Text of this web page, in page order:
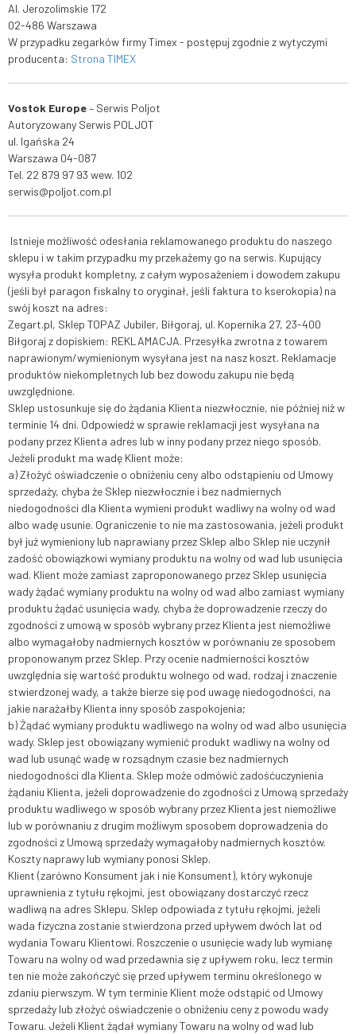
Al. Jerozolimskie 172
02-486 Warszawa
W przypadku zegarków firmy Timex - postępuj zgodnie z wytyczymi
producenta: Strona TIMEX
Vostok Europe– Serwis Poljot
Autoryzowany Serwis POLJOT
ul. Igańska 24
Warszawa 04-087
Tel. 22 879 97 93 wew. 102
serwis@poljot.com.pl
Istnieje możliwość odesłania reklamowanego produktu do naszego
sklepu i w takim przypadku my przekażemy go na serwis. Kupujący
wysyła produkt kompletny, z całym wyposażeniem i dowodem zakupu
(jeśli był paragon fiskalny to oryginał, jeśli faktura to kserokopia) na
swój koszt na adres:
Zegart.pl, Sklep TOPAZ Jubiler, Biłgoraj, ul. Kopernika 27, 23-400
Biłgoraj z dopiskiem: REKLAMACJA. Przesyłka zwrotna z towarem
naprawionym/wymienionym wysyłana jest na nasz koszt. Reklamacje
produktów niekompletnych lub bez dowodu zakupu nie będą
uwzględnione.
Sklep ustosunkuje się do żądania Klienta niezwłocznie, nie później niż w
terminie 14 dni. Odpowiedź w sprawie reklamacji jest wysyłana na
podany przez Klienta adres lub w inny podany przez niego sposób.
Jeżeli produkt ma wadę Klient może:
a) Złożyć oświadczenie o obniżeniu ceny albo odstąpieniu od Umowy
sprzedaży, chyba że Sklep niezwłocznie i bez nadmiernych
niedogodności dla Klienta wymieni produkt wadliwy na wolny od wad
albo wadę usunie. Ograniczenie to nie ma zastosowania, jeżeli produkt
był już wymieniony lub naprawiany przez Sklep albo Sklep nie uczynił
zadość obowiązkowi wymiany produktu na wolny od wad lub usunięcia
wad. Klient może zamiast zaproponowanego przez Sklep usunięcia
wady żądać wymiany produktu na wolny od wad albo zamiast wymiany
produktu żądać usunięcia wady, chyba że doprowadzenie rzeczy do
zgodności z umową w sposób wybrany przez Klienta jest niemożliwe
albo wymagałoby nadmiernych kosztów w porównaniu ze sposobem
proponowanym przez Sklep. Przy ocenie nadmierności kosztów
uwzględnia się wartość produktu wolnego od wad, rodzaj i znaczenie
stwierdzonej wady, a także bierze się pod uwagę niedogodności, na
jakie narażałby Klienta inny sposób zaspokojenia;
b) Żądać wymiany produktu wadliwego na wolny od wad albo usunięcia
wady. Sklep jest obowiązany wymienić produkt wadliwy na wolny od
wad lub usunąć wadę w rozsądnym czasie bez nadmiernych
niedogodności dla Klienta. Sklep może odmówić zadośćuczynienia
żądaniu Klienta, jeżeli doprowadzenie do zgodności z Umową sprzedaży
produktu wadliwego w sposób wybrany przez Klienta jest niemożliwe
lub w porównaniu z drugim możliwym sposobem doprowadzenia do
zgodności z Umową sprzedaży wymagałoby nadmiernych kosztów.
Koszty naprawy lub wymiany ponosi Sklep.
Klient (zarówno Konsument jak i nie Konsument), który wykonuje
uprawnienia z tytułu rękojmi, jest obowiązany dostarczyć rzecz
wadliwą na adres Sklepu. Sklep odpowiada z tytułu rękojmi, jeżeli
wada fizyczna zostanie stwierdzona przed upływem dwóch lat od
wydania Towaru Klientowi. Roszczenie o usunięcie wady lub wymianę
Towaru na wolny od wad przedawnia się z upływem roku, lecz termin
ten nie może zakończyć się przed upływem terminu określonego w
zdaniu pierwszym. W tym terminie Klient może odstąpić od Umowy
sprzedaży lub złożyć oświadczenie o obniżeniu ceny z powodu wady
Towaru. Jeżeli Klient żądał wymiany Towaru na wolny od wad lub